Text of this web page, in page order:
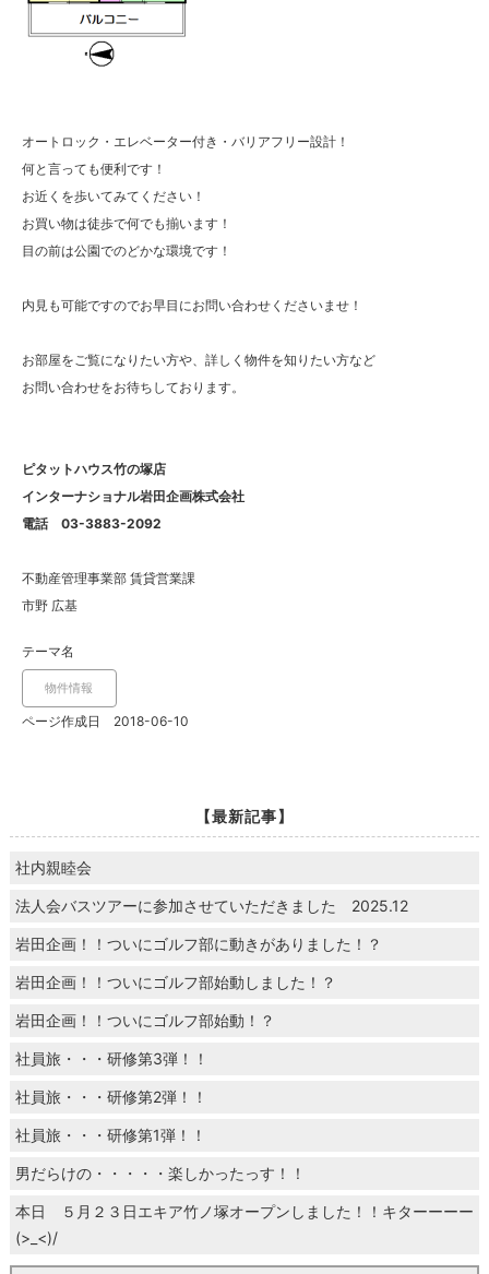
オートロック・エレベーター付き・バリアフリー設計！
何と言っても便利です！
お近くを歩いてみてください！
お買い物は徒歩で何でも揃います！
目の前は公園でのどかな環境です！
内見も可能ですのでお早目にお問い合わせくださいませ！
お部屋をご覧になりたい方や、詳しく物件を知りたい方など
お問い合わせをお待ちしております。
ピタットハウス竹の塚店
インターナショナル岩田企画株式会社
電話 03-3883-2092
不動産管理事業部 賃貸営業課
市野 広基
テーマ名
物件情報
ページ作成日 2018-06-10
【最新記事】
社内親睦会
法人会バスツアーに参加させていただきました 2025.12
岩田企画！！ついにゴルフ部に動きがありました！？
岩田企画！！ついにゴルフ部始動しました！？
岩田企画！！ついにゴルフ部始動！？
社員旅・・・研修第3弾！！
社員旅・・・研修第2弾！！
社員旅・・・研修第1弾！！
男だらけの・・・・・楽しかったっす！！
本日 ５月２３日エキア竹ノ塚オープンしました！！キターーーー
(>_<)/